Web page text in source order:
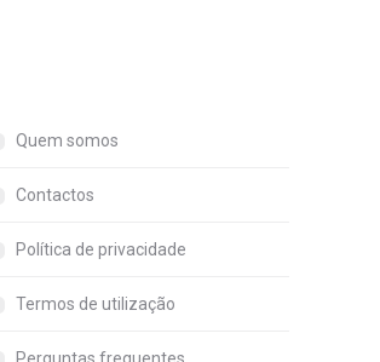
Quem somos
Contactos
Política de privacidade
Termos de utilização